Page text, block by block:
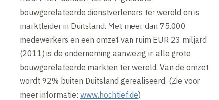
bouwgerelateerde dienstverleners ter wereld en is
marktleider in Duitsland. Met meer dan 75.000
medewerkers en een omzet van ruim EUR 23 miljard
(2011) is de onderneming aanwezig in alle grote
bouwgerelateerde markten ter wereld. Van de omzet
wordt 92% buiten Duitsland gerealiseerd. (Zie voor
meer informatie:www.hochtief.de)